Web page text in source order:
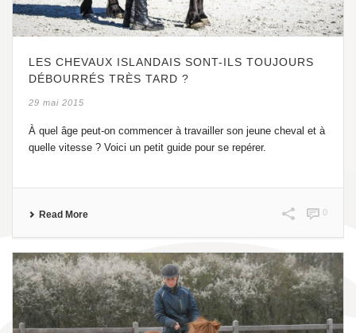
LES CHEVAUX ISLANDAIS SONT-ILS TOUJOURS
DÉBOURRÉS TRÈS TARD ?
29 mai 2015
À quel âge peut-on commencer à travailler son jeune cheval et à
quelle vitesse ? Voici un petit guide pour se repérer.
Read More 0